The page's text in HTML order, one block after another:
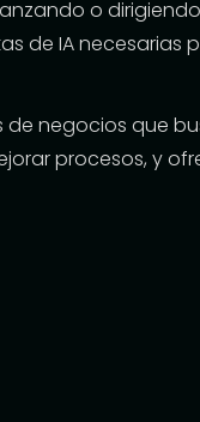
o
de IA necesarias
de negocios que
procesos, y